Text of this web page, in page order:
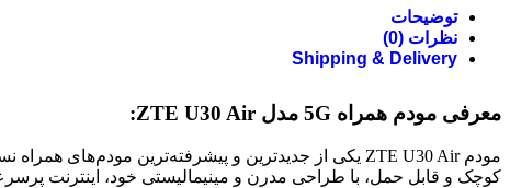
توضیحات
نظرات (0)
Shipping & Delivery
معرفی مودم همراه 5G مدل ZTE U30 Air:
کوچک و قابل حمل، با طراحی مدرن و مینیمالیستی خود، اینترنت